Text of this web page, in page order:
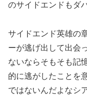
のサイドエンドもダ
サイドエンド英雄の
ーが逃げ出して出会
ないならそもそも記
的に逃がしたことを
ではないんだよなシ